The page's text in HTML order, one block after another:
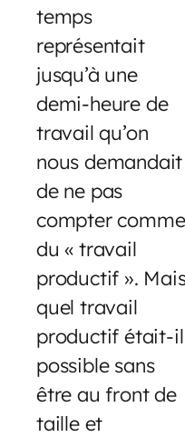
temps
représentait
jusqu’à une
demi-heure de
travail qu’on
nous demandait
de ne pas
compter comme
du « travail
productif ».
quel travail
productif était-il
possible sans
être au front de
taille et